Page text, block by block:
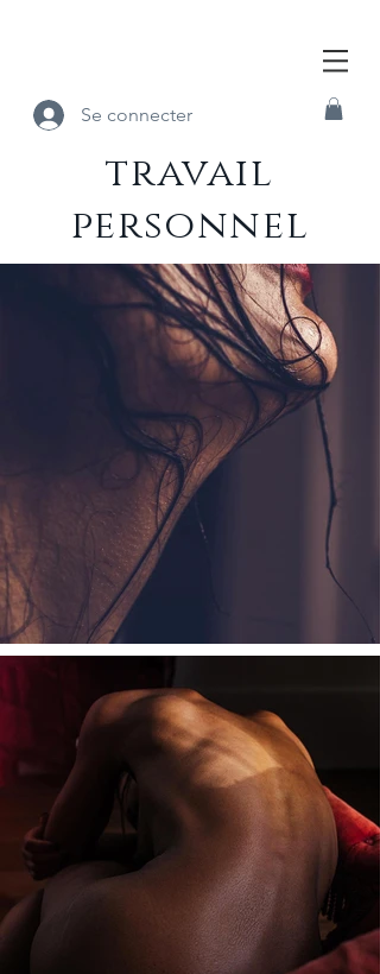
Se connecter
travail
personnel